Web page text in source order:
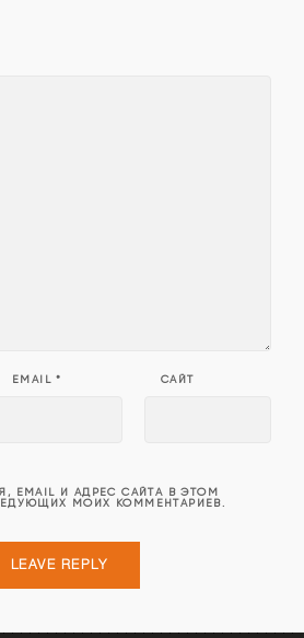
EMAIL* САЙТ
EMAIL И АДРЕС САЙТА В ЭТОМ
МОИХ КОММЕНТАРИЕВ.